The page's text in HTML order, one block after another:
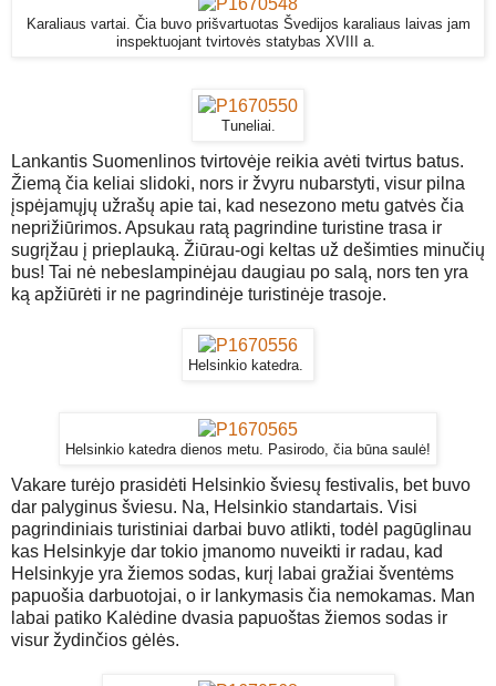
Karaliaus vartai. Čia buvo prišvartuotas Švedijos karaliaus laivas jam
inspektuojant tvirtovės statybas XVIII a.
Tuneliai.
Lankantis Suomenlinos tvirtovėje reikia avėti tvirtus batus.
Žiemą čia keliai slidoki, nors ir žvyru nubarstyti, visur pilna
įspėjamųjų užrašų apie tai, kad nesezono metu gatvės čia
neprižiūrimos. Apsukau ratą pagrindine turistine trasa ir
sugrįžau į prieplauką. Žiūrau-ogi keltas už dešimties minučių
bus! Tai nė nebeslampinėjau daugiau po salą, nors ten yra
ką apžiūrėti ir ne pagrindinėje turistinėje trasoje.
Helsinkio katedra.
Helsinkio katedra dienos metu. Pasirodo, čia būna saulė!
Vakare turėjo prasidėti Helsinkio šviesų festivalis, bet buvo
dar palyginus šviesu. Na, Helsinkio standartais. Visi
pagrindiniais turistiniai darbai buvo atlikti, todėl pagūglinau
kas Helsinkyje dar tokio įmanomo nuveikti ir radau, kad
Helsinkyje yra žiemos sodas, kurį labai gražiai šventėms
papuošia darbuotojai, o ir lankymasis čia nemokamas. Man
labai patiko Kalėdine dvasia papuoštas žiemos sodas ir
visur žydinčios gėlės.